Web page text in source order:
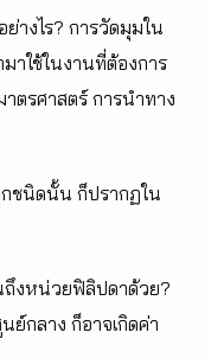
างไร? การวัดมุมใน
ใช้ในงานที่ต้องการ
ตรศาสตร์ การนำทาง
กชนิดนั้น ก็ปรากฏใน
ถึงหน่วยฟิลิปดาด้วย?
ย์กลาง ก็อาจเกิดค่า